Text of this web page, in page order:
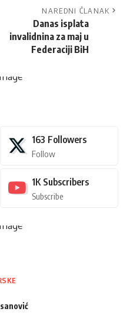
NAREDNI ČLANAK
Danas isplata
invalidnina za maj u
Federaciji BiH
163 Followers
Follow
1K Subscribers
Subscribe